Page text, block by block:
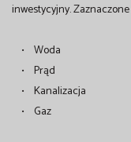
inwestycyjny.
• Woda
• Prąd
• Kanalizacja
• Gaz